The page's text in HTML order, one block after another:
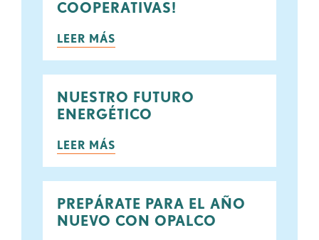
COOPERATIVAS!
LEER MÁS
NUESTRO FUTURO
ENERGÉTICO
LEER MÁS
PREPÁRATE PARA EL AÑO
NUEVO CON OPALCO